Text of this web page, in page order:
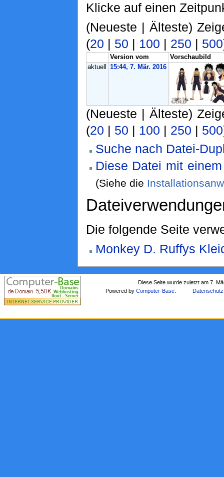
Klicke auf einen
(Neueste | Älteste)
(20 | 50 | 100 | 250 | 500
Version vom
Vorschaubild
aktuell
15:44, 7. Mär. 2016
(Neueste | Älteste)
(20 | 50 | 100 | 250 | 500
Suche nach Datei-
Diese Datei mit
(Siehe die
Die folgende Seite
Monkey D. Ruffys
Diese Seite wurde zuletzt am 7.
Powered byComputer-Base Datenschutz